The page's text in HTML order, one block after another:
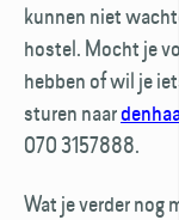
kunnen niet
hostel. Mocht je
hebben of wil je
sturen naar
070 3157888.
Wat je verder nog